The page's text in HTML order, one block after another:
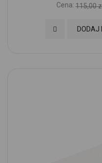
Cena: 115,00
DODAJ
Dodaj do